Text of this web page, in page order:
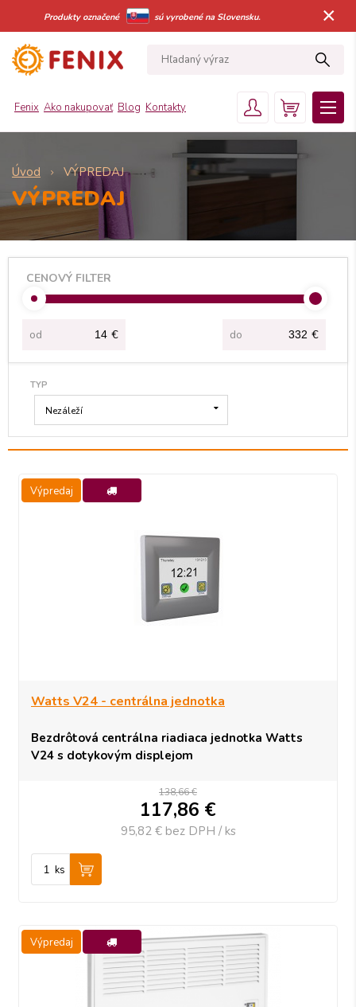
Produkty označené sú vyrobené na Slovensku. ×
Fenix Ako nakupovať Blog Kontakty
Úvod VÝPREDAJ
VÝPREDAJ
CENOVÝ FILTER
od € do €
TYP
Nezáleží
Výpredaj
Watts V24 - centrálna jednotka
Bezdrôtová centrálna riadiaca jednotka Watts
V24 s dotykovým displejom
138,66 €
117,86 €
95,82 € bez DPH / ks
ks
Výpredaj